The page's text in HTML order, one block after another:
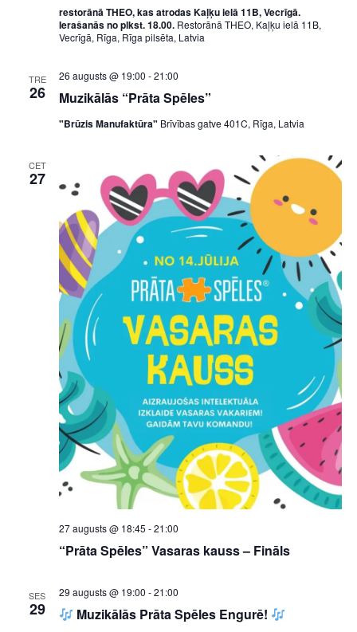
restorānā THEO, kas atrodas Kaļķu ielā 11B, Vecrīgā.
Ierašanās no plkst. 18.00. Restorānā THEO, Kaļķu ielā 11B,
Vecrīgā, Rīga, Rīga pilsēta, Latvia
TRE
26 Muzikālās “Prāta Spēles”
26 augusts @ 19:00 -21:00
"Brūzis Manufaktūra" Brīvības gatve 401C, Rīga, Latvia
CET
27
“Prāta Spēles” Vasaras kauss – Fināls
27 augusts @ 18:45 -21:00
SES
29 Muzikālās Prāta Spēles Engurē!
29 augusts @ 19:00 -21:00